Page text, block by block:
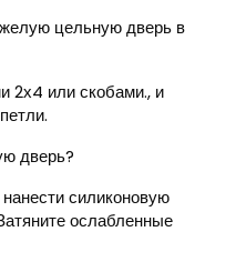
цельную дверь в
2х4 или скобами., и
дверь?
силиконовую
ослабленные